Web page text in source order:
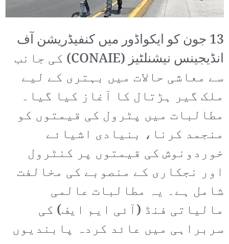
13 جون کو ایکواڈور میں کنفیڈریشن آف
انڈیجینس نیشنلٹیز (CONAIE) کی جانب
سے معاشی حالات میں بہتری کے لیے
ملک گیر ہڑتال کا آغاز کیا گیا۔
مطالبات میں پٹرول کی قیمتوں کو
منجمد کرنا، بنیادی اشیائے
خوردونوش کی قیمتوں پر کنٹرول
اور نجکاری کے منصوبے کی مخالفت
شامل ہے۔ یہ مطالبات عالمی
مالیاتی فنڈ (آئی ایم ایف) کی
سربراہی میں عائد کردہ پابندیوں